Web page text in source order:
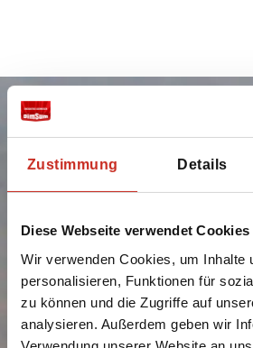
Zustimmung Details
Diese Webseite verwendet Cookies
Wir verwenden Cookies, um Inhalte
personalisieren, Funktionen für
zu können und die Zugriffe auf
analysieren. Außerdem geben wir